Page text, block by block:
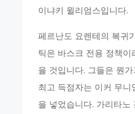
이냐키 윌리엄스입니다.
페르난도 요렌테의 복귀
틱은 바스크 전용 정책
을 것입니다. 그들은 뭔
최고 득점자는 이커 무
을 넣었습니다. 가리타